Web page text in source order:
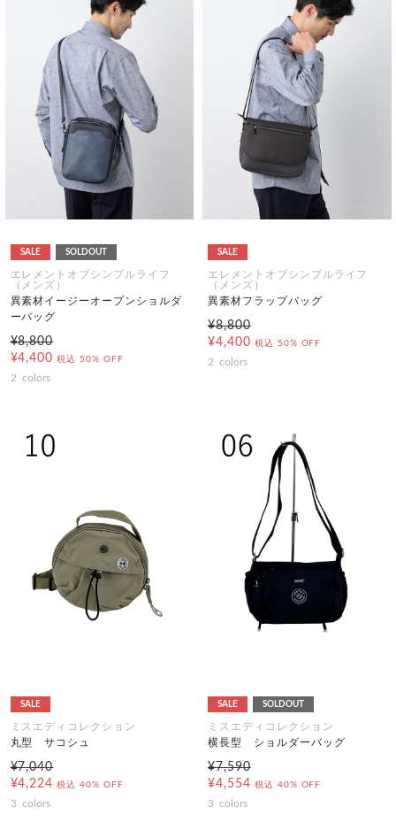
SALE SOLDOUT
エレメントオブシンプルライフ
（メンズ）
異素材イージーオープンショルダ
ーバッグ
¥8,800
¥4,400 税込 50% OFF
2 colors
SALE
エレメントオブシンプルライフ
（メンズ）
異素材フラップバッグ
¥8,800
¥4,400 税込 50% OFF
2 colors
SALE
ミスエディコレクション
丸型 サコシュ
¥7,040
¥4,224 税込 40% OFF
3 colors
SALE SOLDOUT
ミスエディコレクション
横長型 ショルダーバッグ
¥7,590
¥4,554 税込 40% OFF
3 colors